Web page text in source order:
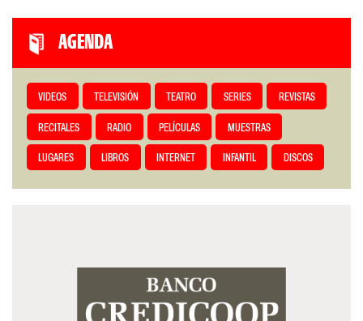
AGENDA
VIDEOS TELEVISIÓN TEATRO SERIES REVISTAS
RECITALES RADIO PELÍCULAS MUESTRAS
LUGARES LIBROS INTERNET INFANTIL DISCOS